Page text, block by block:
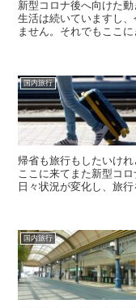
新型コロナ後へ向けた
生活は続いていますし
ません。それでもここ
国内旅行
帰省も旅行もしたいけ
ここに来てまた新型コ
日々状況が変化し、旅
国内旅行